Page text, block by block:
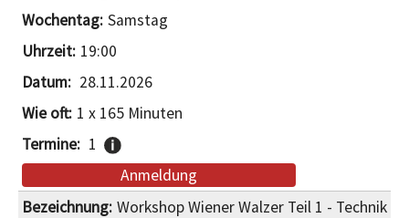
Samstag
19:00
28.11.2026
1 x 165 Minuten
1
Anmeldung
Workshop Wiener Walzer Teil 1 - Technik